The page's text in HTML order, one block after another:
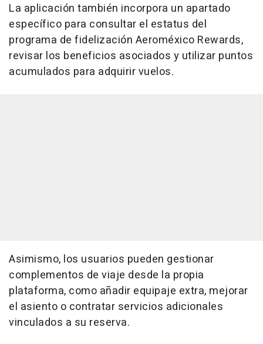
La aplicación también incorpora un apartado
específico para consultar el estatus del
programa de fidelización Aeroméxico Rewards,
revisar los beneficios asociados y utilizar puntos
acumulados para adquirir vuelos.
Asimismo, los usuarios pueden gestionar
complementos de viaje desde la propia
plataforma, como añadir equipaje extra, mejorar
el asiento o contratar servicios adicionales
vinculados a su reserva.